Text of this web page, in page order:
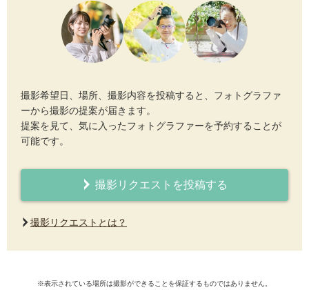
撮影希望日、場所、撮影内容を投稿すると、フォトグラファ
ーから撮影の提案が届きます。
提案を見て、気に入ったフォトグラファーを予約することが
可能です。
撮影リクエストを投稿する
撮影リクエストとは？
※表示されている場所は撮影ができることを保証するものではありません。